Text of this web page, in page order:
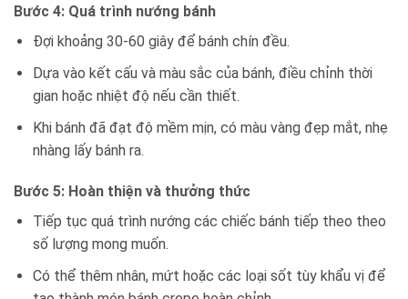
Bước 4: Quá trình nướng bánh
Đợi khoảng 30-60 giây để bánh chín đều.
Dựa vào kết cấu và màu sắc của bánh, điều chỉnh thời
gian hoặc nhiệt độ nếu cần thiết.
Khi bánh đã đạt độ mềm mịn, có màu vàng đẹp mắt, nhẹ
nhàng lấy bánh ra.
Bước 5: Hoàn thiện và thưởng thức
Tiếp tục quá trình nướng các chiếc bánh tiếp theo theo
số lượng mong muốn.
Có thể thêm nhân, mứt hoặc các loại sốt tùy khẩu vị để